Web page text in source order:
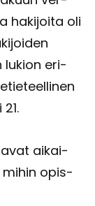
ha­ki­joi­ta oli
lu­kion eri­
ai­kai­
mihin opis­